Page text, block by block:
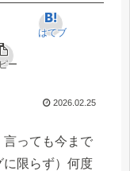
はてブ
ー
2026.02.25
っても今まで
に限らず）何度